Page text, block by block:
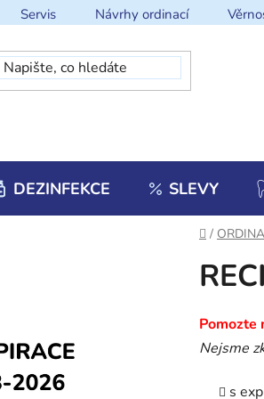
Servis Návrhy ordinací
DEZINFEKCE SLEVY
Domů
/
Pomozte
Nejsme
s